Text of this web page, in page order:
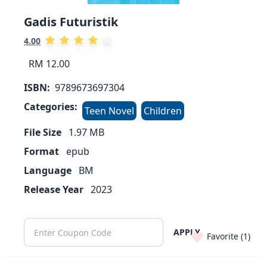
Gadis Futuristik
4.00
RM 12.00
ISBN: 9789673697304
Categories: Teen Novel
Children
File Size 1.97 MB
Format epub
Language BM
Release Year 2023
APPLY Favorite (1)